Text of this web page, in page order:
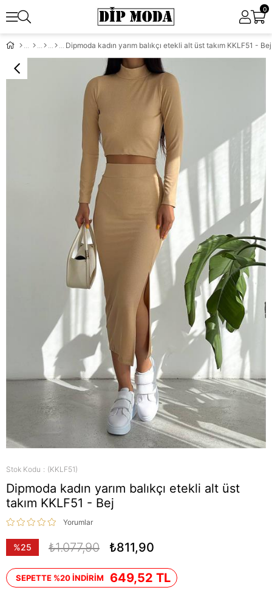
0
Dipmoda kadın yarım balıkçı etekli alt üst takım KKLF51 - Bej
Stok Kodu (KKLF51)
Dipmoda kadın yarım balıkçı etekli alt üst
takım KKLF51 - Bej
Yorumlar
%25
₺1.077,90 ₺811,90
SEPETTE %20 İNDİRİM 649,52 TL